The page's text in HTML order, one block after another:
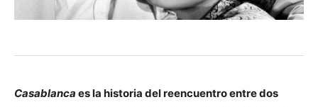
Casablanca es la historia del reencuentro entre dos